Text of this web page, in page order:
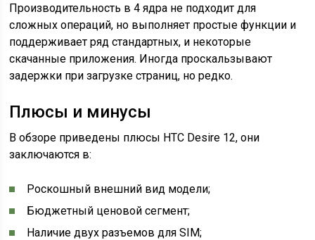
Производительность в 4 ядра не подходит для
сложных операций, но выполняет простые функции и
поддерживает ряд стандартных, и некоторые
скачанные приложения. Иногда проскальзывают
задержки при загрузке страниц, но редко.
Плюсы и минусы
В обзоре приведены плюсы HTC Desire 12, они
заключаются в:
Роскошный внешний вид модели;
Бюджетный ценовой сегмент;
Наличие двух разъемов для SIM;